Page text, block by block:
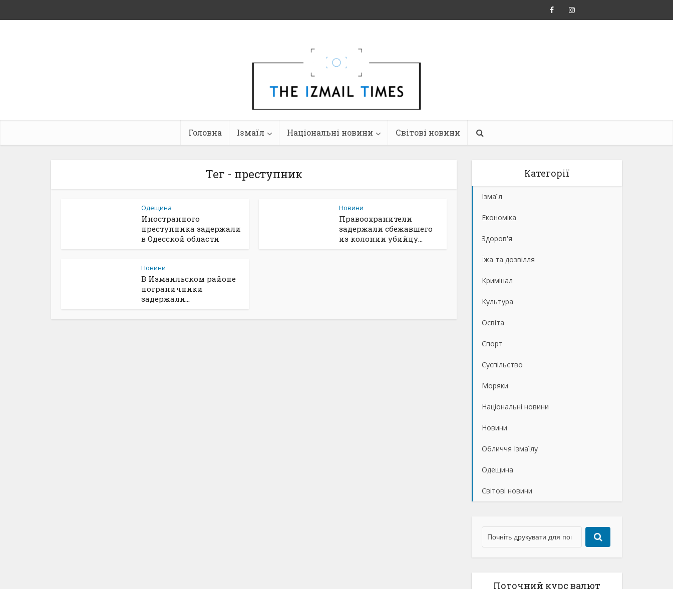
Головна Ізмаїл Національні новини Світові новини
Тег - преступник
Одещина
Иностранного
преступника задержали
в Одесской области
Новини
Правоохранители
задержали сбежавшего
из колонии убийцу...
Новини
В Измаильском районе
пограничники
задержали...
Категорії
Ізмаїл
Економіка
Здоров'я
Їжа та дозвілля
Кримінал
Культура
Освіта
Спорт
Суспільство
Моряки
Національні новини
Новини
Обличчя Ізмаїлу
Одещина
Світові новини
Поточний курс валют